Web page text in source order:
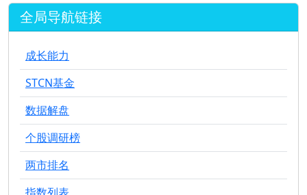
全局导航链接
成长能力
STCN基金
数据解盘
个股调研榜
两市排名